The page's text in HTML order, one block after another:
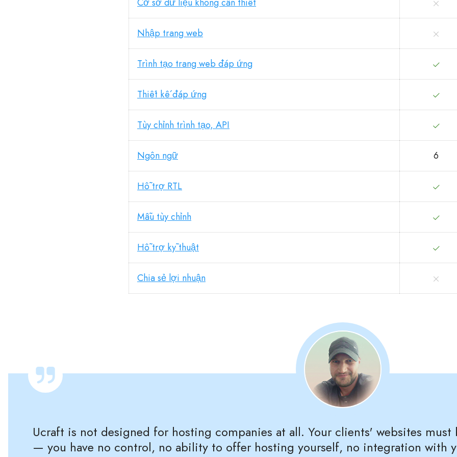
Nhập trang web
Trình tạo trang web đáp ứng
Thiết kế đáp ứng
Tùy chỉnh trình tạo, API
Ngôn ngữ 6
Hỗ trợ RTL
Mẫu tùy chỉnh
Hỗ trợ kỹ thuật
Chia sẻ lợi nhuận
Ucraft is not designed for hosting companies at all. Your clients' websites
— you have no control, no ability to offer hosting yourself, no integration with